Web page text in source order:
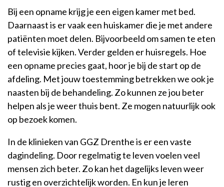
Bij een opname krijg je een eigen kamer met bed.
Daarnaast is er vaak een huiskamer die je met andere
patiënten moet delen. Bijvoorbeeld om samen te eten
of televisie kijken. Verder gelden er huisregels. Hoe
een opname precies gaat, hoor je bij de start op de
afdeling. Met jouw toestemming betrekken we ook je
naasten bij de behandeling. Zo kunnen ze jou beter
helpen als je weer thuis bent. Ze mogen natuurlijk ook
op bezoek komen.
In de klinieken van GGZ Drenthe is er een vaste
dagindeling. Door regelmatig te leven voelen veel
mensen zich beter. Zo kan het dagelijks leven weer
rustig en overzichtelijk worden. En kun je leren